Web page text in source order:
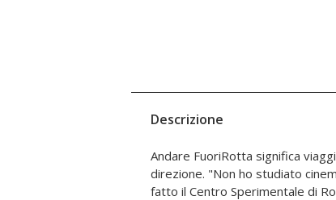
Descrizione
Andare FuoriRotta significa
direzione. "Non ho studiato
fatto il Centro Sperimentale di
Ouagadougou, da Tataouine a
conoscere mondi appena
regista ha viaggiato per